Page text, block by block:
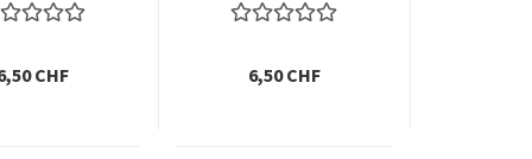
CHF 6,50 CHF